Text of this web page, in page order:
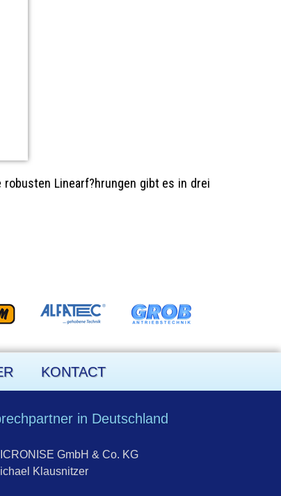
Linearf?hrungen gibt es in drei
KONTACT
in Deutschland
GmbH & Co. KG
Klausnitzer